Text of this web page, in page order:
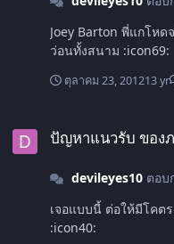
Joey Barton พี่แกโหด
ว่อนทั้งสนาม :icon69:
ตุลาคม 23, 201213 yr
ปัญหาแนวรับ ของภ
devileyes10ตอบ
เจอแบบนี้ ต่อให้มีโคตรเ
:icon40: